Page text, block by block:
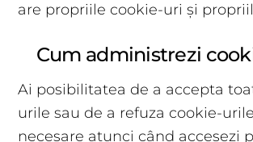
are propriile cookie-uri și
Cum administrezi
Ai posibilitatea de a accepta
urile sau de a refuza cookie-
necesare atunci când accesezi